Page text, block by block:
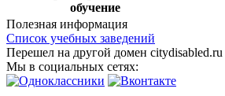
обучение
Полезная информация
Список учебных заведений
Перешел на другой домен citydisabled.ru
Мы в социальных сетях: